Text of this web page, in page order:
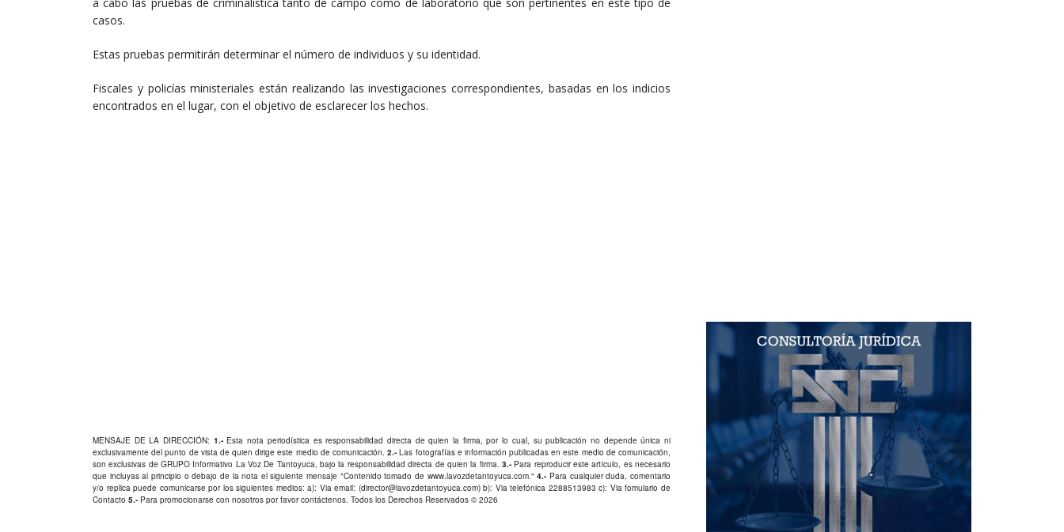
casos.
Estas pruebas permitirán determinar el número de individuos y su identidad.
Fiscales y policías ministeriales están realizando las investigaciones correspondientes, basadas en los indicios
encontrados en el lugar, con el objetivo de esclarecer los hechos.
MENSAJE DE LA DIRECCIÓN: 1.-Esta nota periodística es responsabilidad directa de quien la firma, por lo cual, su publicación no depende única ni
exclusivamente del punto de vista de quien dirige este medio de comunicación.2.- Las fotografías e información publicadas en este medio de comunicación,
son exclusivas de GRUPO Informativo La Voz De Tantoyuca, bajo la responsabilidad directa de quien la firma. 3.-Para reproducir este artículo, es necesario
que incluyas al principio o debajo de la nota el siguiente mensaje "Contenido tomado de www.lavozdetantoyuca.com."4.- Para cualquier duda, comentario
y/o replica puede comunicarse por los siguientes medios: a): Via email: (director@lavozdetantoyuca.com) b): Via telefónica 2288513983 c): Via fomulario de
Contacto 5.- Para promocionarse con nosotros por favorcontáctenos . Todos los Derechos Reservados © 2026